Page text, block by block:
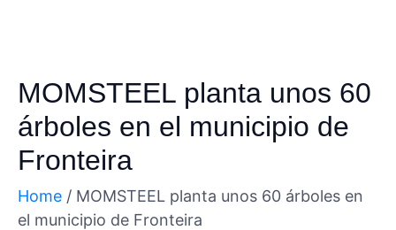
MOMSTEEL planta unos 60
árboles en el municipio de
Fronteira
Home / MOMSTEEL planta unos 60 árboles en
el municipio de Fronteira